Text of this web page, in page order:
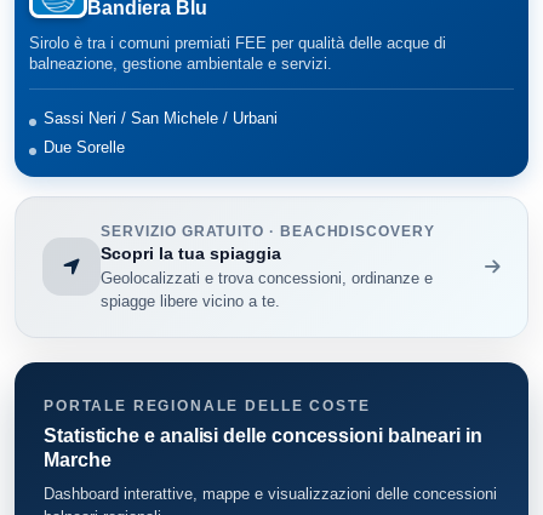
Bandiera Blu
Sirolo è tra i comuni premiati FEE per qualità delle acque di
balneazione, gestione ambientale e servizi.
Sassi Neri / San Michele / Urbani
Due Sorelle
SERVIZIO GRATUITO · BEACHDISCOVERY
Scopri la tua spiaggia
Geolocalizzati e trova concessioni, ordinanze e
spiagge libere vicino a te.
PORTALE REGIONALE DELLE COSTE
Statistiche e analisi delle concessioni balneari in
Marche
Dashboard interattive, mappe e visualizzazioni delle concessioni